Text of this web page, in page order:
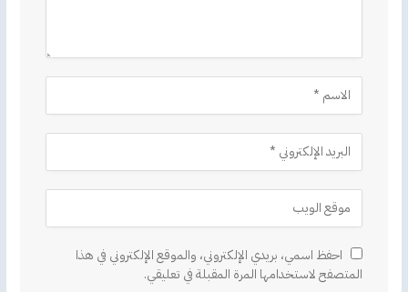
احفظ اسمي، بريدي الإلكتروني، والموقع الإلكتروني في هذا
المتصفح لاستخدامها المرة المقبلة في تعليقي.